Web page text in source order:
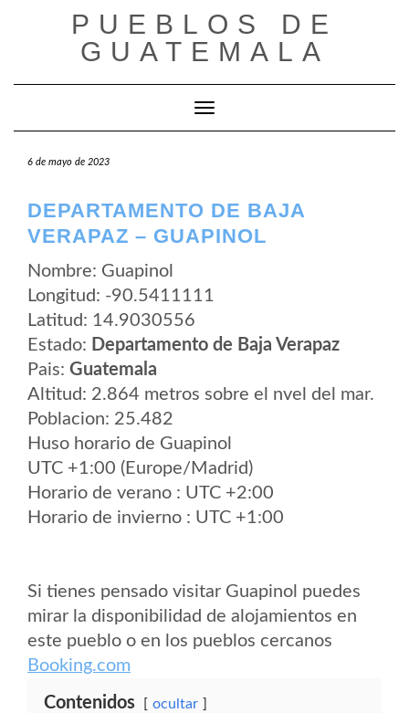
PUEBLOS DE
GUATEMALA
Cambiar modo de navegación
6 de mayo de 2023
DEPARTAMENTO DE BAJA
VERAPAZ – GUAPINOL
Nombre: Guapinol
Longitud: -90.5411111
Latitud: 14.9030556
Estado: Departamento de Baja Verapaz
Pais: Guatemala
Altitud: 2.864 metros sobre el nvel del mar.
Poblacion: 25.482
Huso horario de Guapinol
UTC +1:00 (Europe/Madrid)
Horario de verano : UTC +2:00
Horario de invierno : UTC +1:00
Si tienes pensado visitar Guapinol puedes
mirar la disponibilidad de alojamientos en
este pueblo o en los pueblos cercanos
Booking.com
Contenidos ocultar